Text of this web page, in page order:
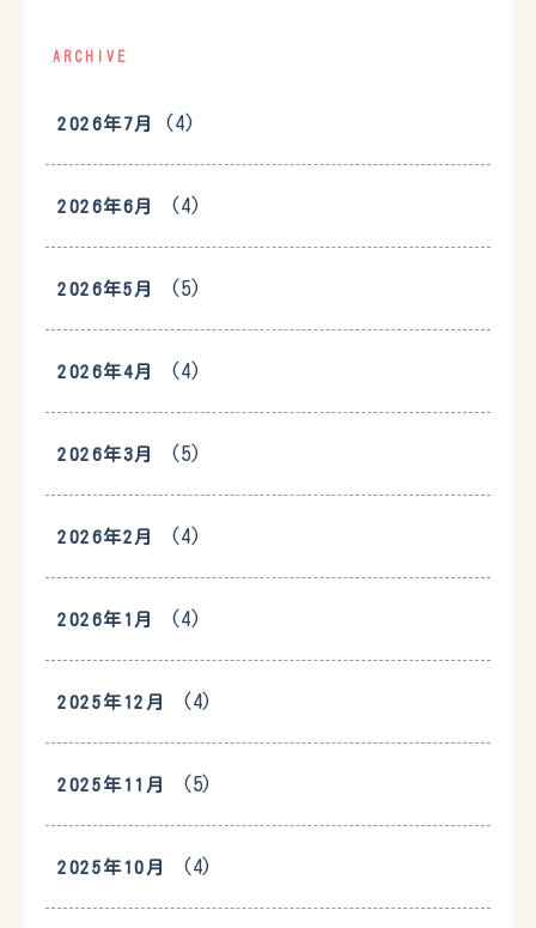
ARCHIVE
2026年7月 (4)
2026年6月 (4)
2026年5月 (5)
2026年4月 (4)
2026年3月 (5)
2026年2月 (4)
2026年1月 (4)
2025年12月 (4)
2025年11月 (5)
2025年10月 (4)